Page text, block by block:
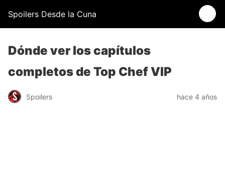
Spoilers Desde la Cuna
Dónde ver los capítulos
completos de Top Chef VIP
Spoilers hace 4 años